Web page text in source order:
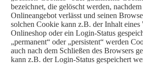
bezeichnet, die gelöscht werden,
Onlineangebot verlässt und seinen
solchen Cookie kann z.B. der Inhalt eines
Onlineshop oder ein Login-Status
„permanent“ oder „persistent“ werden
auch nach dem Schließen des Browsers
kann z.B. der Login-Status gespeichert